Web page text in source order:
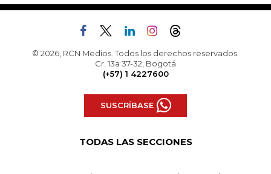
© 2026, RCN Medios. Todos los derechos reservados.
Cr. 13a 37-32, Bogotá
(+57) 1 4227600
SUSCRÍBASE
TODAS LAS SECCIONES